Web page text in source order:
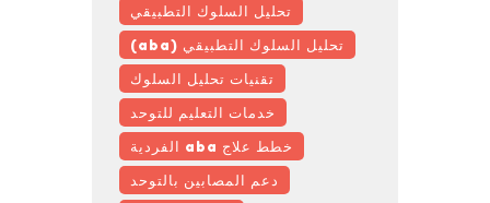
تحليل السلوك التطبيقي
تحليل السلوك التطبيقي (aba)
تقنيات تحليل السلوك
خدمات التعليم للتوحد
خطط علاج aba الفردية
دعم المصابين بالتوحد